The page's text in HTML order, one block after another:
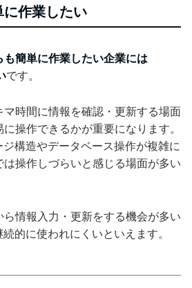
に作業したい
も簡単に作業したい企業には
です。
時間に情報を確認・更新する場面
操作できるかが重要になります。
構造やデータベース操作が複雑に
操作しづらいと感じる場面が多い
ら情報入力・更新をする機会が多い
的に使われにくいといえます。